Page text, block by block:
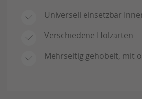
Universell einsetzbar
Verschiedene Holzarten
Mehrseitig gehobelt, mit